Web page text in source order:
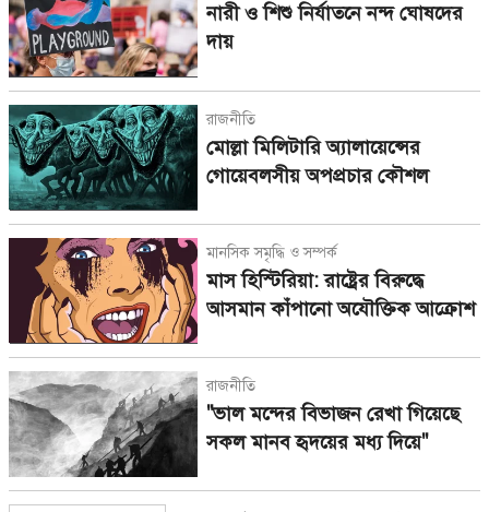
নারী ও শিশু নির্যাতনে নন্দ ঘোষদের
দায়
রাজনীতি
মোল্লা মিলিটারি অ্যালায়েন্সের
গোয়েবলসীয় অপপ্রচার কৌশল
মানসিক সমৃদ্ধি ও সম্পর্ক
মাস হিস্টিরিয়া: রাষ্ট্রের বিরুদ্ধে
আসমান কাঁপানো অযৌক্তিক আক্রোশ
রাজনীতি
"ভাল মন্দের বিভাজন রেখা গিয়েছে
সকল মানব হৃদয়ের মধ্য দিয়ে"